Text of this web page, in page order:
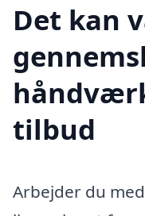
Det kan
tilbud
Arbejder du